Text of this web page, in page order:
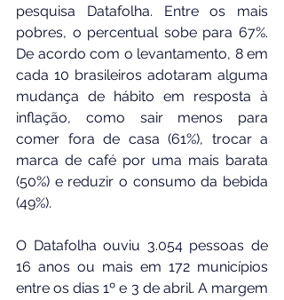
pesquisa Datafolha. Entre os mais
pobres, o percentual sobe para 67%.
De acordo com o levantamento, 8 em
cada 10 brasileiros adotaram alguma
mudança de hábito em resposta à
inflação, como sair menos para
comer fora de casa (61%), trocar a
marca de café por uma mais barata
(50%) e reduzir o consumo da bebida
(49%).
O Datafolha ouviu 3.054 pessoas de
16 anos ou mais em 172 municípios
entre os dias 1º e 3 de abril. A margem